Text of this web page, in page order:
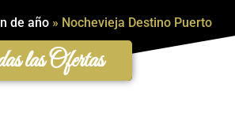
de año » Nochevieja Destino Puerto
las Ofertas